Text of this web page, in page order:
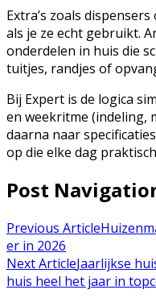
Extra’s zoals
als je ze echt gebruikt.
onderdelen in huis die
tuitjes, randjes of
Bij Expert is de logica
en weekritme (indeling,
daarna naar
op die elke dag
Post
Previous Article
er in 2026
Next ArticleJaarlijkse
huis heel het jaar in